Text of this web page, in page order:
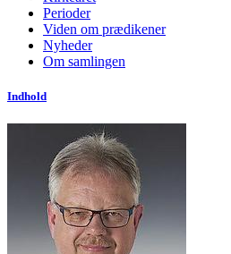
Perioder
Viden om prædikener
Nyheder
Om samlingen
Indhold